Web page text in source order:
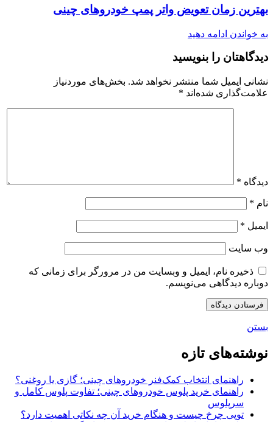
بهترین زمان تعویض واتر پمپ خودروهای چینی
به خواندن ادامه دهید
دیدگاهتان را بنویسید
نشانی ایمیل شما منتشر نخواهد شد. بخش‌های موردنیاز
علامت‌گذاری شده‌اند *
دیدگاه *
نام *
ایمیل *
وب‌ سایت
ذخیره نام، ایمیل و وبسایت من در مرورگر برای زمانی که
دوباره دیدگاهی می‌نویسم.
بستن
نوشته‌های تازه
راهنمای انتخاب کمک‌فنر خودروهای چینی؛ گازی یا روغنی؟
راهنمای خرید پلوس خودروهای چینی؛ تفاوت پلوس کامل و
سرپلوس
توپی چرخ چیست و هنگام خرید آن چه نکاتی اهمیت دارد؟